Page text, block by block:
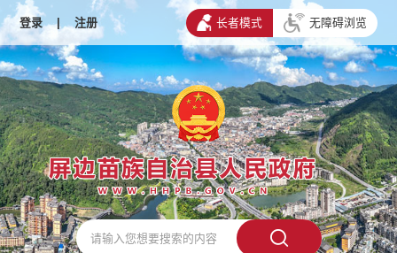
登录 | 注册 长者模式 无障碍浏览